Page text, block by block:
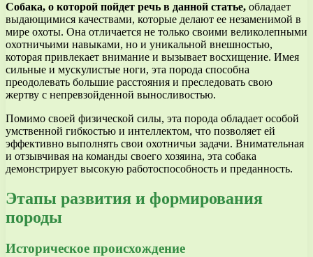
Собака, о которой пойдет речь в данной статье, обладает
выдающимися качествами, которые делают ее незаменимой в
мире охоты. Она отличается не только своими великолепными
охотничьими навыками, но и уникальной внешностью,
которая привлекает внимание и вызывает восхищение. Имея
сильные и мускулистые ноги, эта порода способна
преодолевать большие расстояния и преследовать свою
жертву с непревзойденной выносливостью.
Помимо своей физической силы, эта порода обладает особой
умственной гибкостью и интеллектом, что позволяет ей
эффективно выполнять свои охотничьи задачи. Внимательная
и отзывчивая на команды своего хозяина, эта собака
демонстрирует высокую работоспособность и преданность.
Этапы развития и формирования
породы
Историческое происхождение